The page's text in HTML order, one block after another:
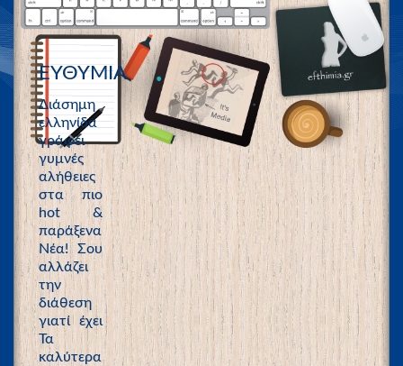
ΕΥΘΥΜΙΑ
Διάσημη
ελληνίδα
γράφει
γυμνές
αλήθειες
στα πιο
hot &
παράξενα
Νέα! Σου
αλλάζει
την
διάθεση
γιατί έχει
Τα
καλύτερα